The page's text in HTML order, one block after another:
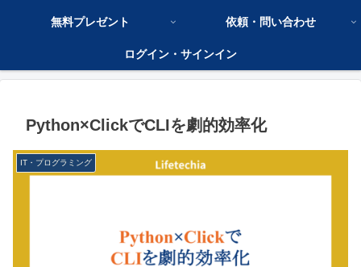
無料プレゼント 依頼・問い合わせ
ログイン・サインイン
Python×ClickでCLIを劇的効率化
IT・プログラミング